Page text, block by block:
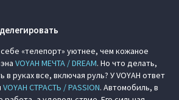
«телепорт» уютнее, чем кожаное
VOYAH МЕЧТА / DREAM. Но что делать,
руках все, включая руль? У VOYAH ответ
VOYAH СТРАСТЬ / PASSION. Автомобиль, в